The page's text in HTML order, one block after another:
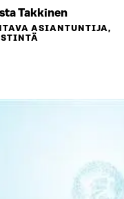
Takkinen
ASIANTUNTIJA,